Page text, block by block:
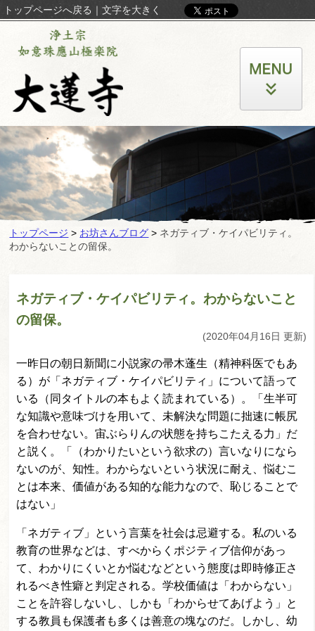
トップページへ戻る ｜ 文字を大きく
トップページ > お坊さんブログ > ネガティブ・ケイパビリティ。
わからないことの留保。
ネガティブ・ケイパビリティ。わからないこと
の留保。
(2020年04月16日 更新)
一昨日の朝日新聞に小説家の帚木蓬生（精神科医でもあ
る）が「ネガティブ・ケイパビリティ」について語って
いる（同タイトルの本もよく読まれている）。「生半可
な知識や意味づけを用いて、未解決な問題に拙速に帳尻
を合わせない。宙ぶらりんの状態を持ちこたえる力」だ
と説く。「（わかりたいという欲求の）言いなりになら
ないのが、知性。わからないという状況に耐え、悩むこ
とは本来、価値がある知的な能力なので、恥じることで
はない」
「ネガティブ」という言葉を社会は忌避する。私のいる
教育の世界などは、すべからくポジティブ信仰があっ
て、わかりにくいとか悩むなどという態度は即時修正さ
れるべき性癖と判定される。学校価値は「わからない」
ことを許容しないし、しかも「わからせてあげよう」と
する教員も保護者も多くは善意の塊なのだ。しかし、幼